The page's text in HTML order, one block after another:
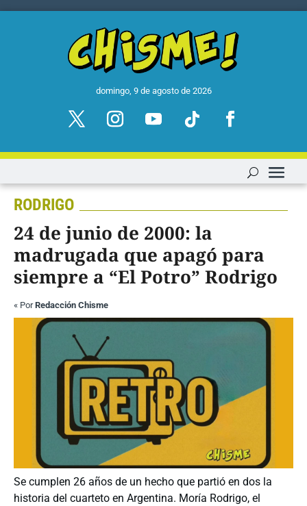
domingo, 9 de agosto de 2026
RODRIGO
24 de junio de 2000: la
madrugada que apagó para
siempre a “El Potro” Rodrigo
« PorRedacción Chisme
Se cumplen 26 años de un hecho que partió en dos la
historia del cuarteto en Argentina. Moría Rodrigo, el